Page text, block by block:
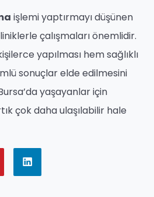
işlemi yaptırmayı düşünen
çalışmaları önemlidir.
yapılması hem sağlıklı
sonuçlar elde edilmesini
yaşayanlar için
çok daha ulaşılabilir hale